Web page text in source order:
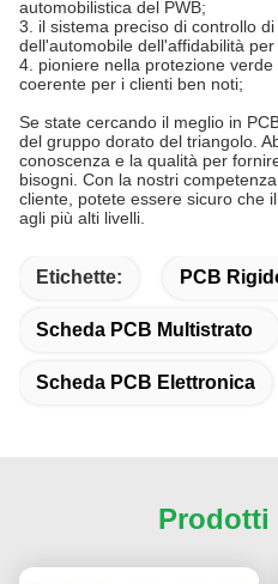
automobilistica del PWB;
3. il sistema preciso di controllo
dell'automobile dell'affidabilità per
4. pioniere nella protezione
coerente per i clienti ben noti;
Se state cercando il meglio in
del gruppo dorato del triangolo.
conoscenza e la qualità per
bisogni. Con la nostri
cliente, potete essere sicuro che
agli più alti livelli.
Etichette: PCB
Scheda PCB Multistrato
Scheda PCB Elettronica
Prodotti